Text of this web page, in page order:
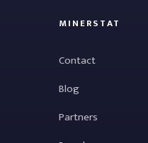
MINERSTAT
Contact
Blog
Partners